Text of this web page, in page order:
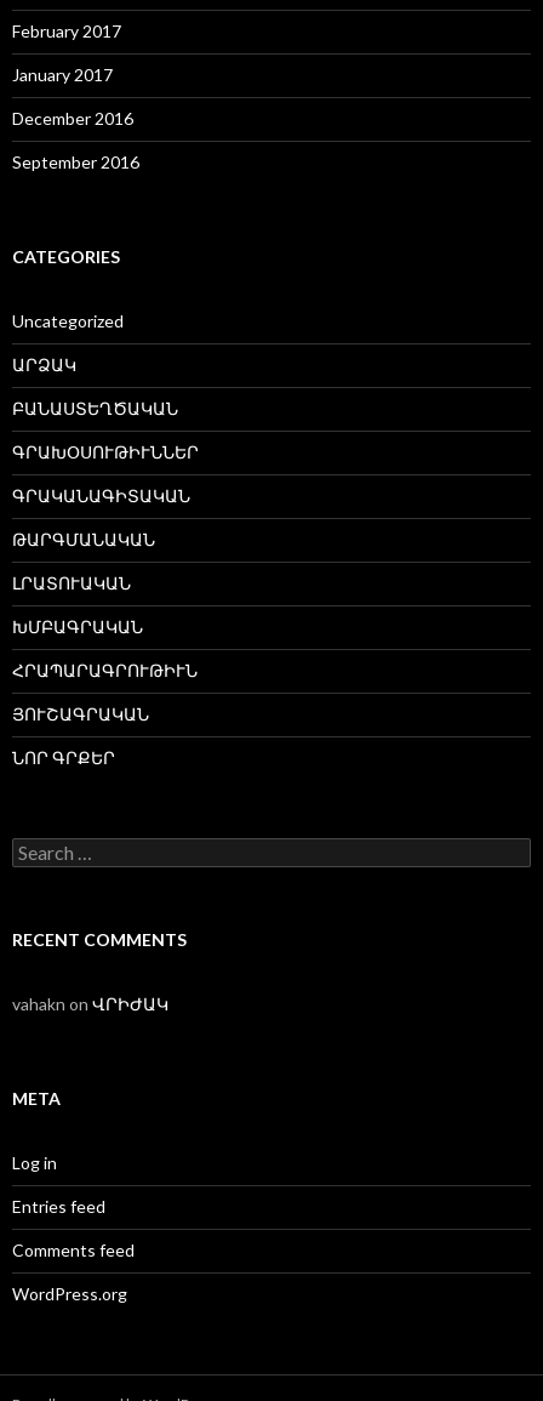
February 2017
January 2017
December 2016
September 2016
CATEGORIES
Uncategorized
ԱՐՁԱԿ
ԲԱՆԱՍՏԵՂԾԱԿԱՆ
ԳՐԱԽՕՍՈՒԹԻՒՆՆԵՐ
ԳՐԱԿԱՆԱԳԻՏԱԿԱՆ
ԹԱՐԳՄԱՆԱԿԱՆ
ԼՐԱՏՈՒԱԿԱՆ
ԽՄԲԱԳՐԱԿԱՆ
ՀՐԱՊԱՐԱԳՐՈՒԹԻՒՆ
ՅՈՒՇԱԳՐԱԿԱՆ
ՆՈՐ ԳՐՔԵՐ
Search
for:
RECENT COMMENTS
vahakn on ՎՐԻԺԱԿ
META
Log in
Entries feed
Comments feed
WordPress.org